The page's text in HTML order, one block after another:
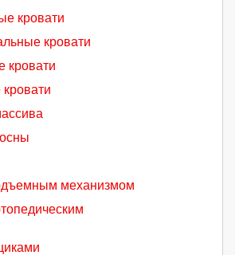
кровати
кровати
кровати
механизмом